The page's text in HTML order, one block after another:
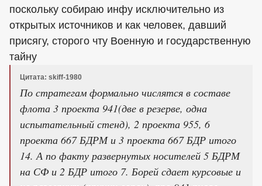
поскольку собираю инфу исключительно из
открытых источников и как человек, давший
присягу, сторого чту Военную и государственную
тайну
Цитата: skiff-1980
По стратегам формально числятся в составе
флота 3 проекта 941(две в резерве, одна
испытательный стенд), 2 проекта 955, 6
проекта 667 БДРМ и 3 проекта 667 БДР итого
14. А по факту развернутых носителей 5 БДРМ
на СФ и 2 БДР итого 7. Борей сдает курсовые и